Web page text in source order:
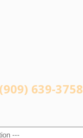
639-3758